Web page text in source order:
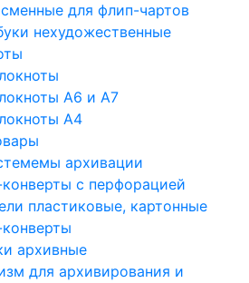
для флип-чартов
нехудожественные
A6 и A7
A4
архивации
с перфорацией
пластиковые, картонные
архивные
для архивирования и